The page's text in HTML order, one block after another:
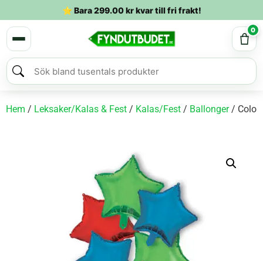
⭐ Bara299.00krkvar till fri frakt!
0
Hem / Leksaker/Kalas & Fest / Kalas/Fest / Ballonger/